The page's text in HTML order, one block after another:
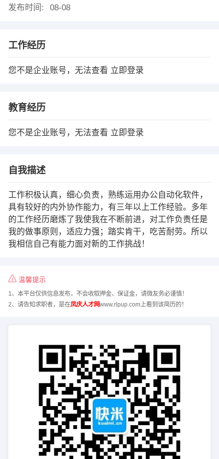
发布时间:
08-08
工作经历
您不是企业账号，无法查看 立即登录
教育经历
您不是企业账号，无法查看 立即登录
自我描述
工作积极认真，细心负责，熟练运用办公自动化软件，
具有较好的内外协作能力，有三年以上工作经验。多年
的工作经历磨炼了我使我在不断前进，对工作负责任是
我的做事原则，适应力强；踏实肯干，吃苦耐劳。所以
我相信自己有能力面对新的工作挑战！
温馨提示
1、本平台仅供信息发布，不会收取押金、保证金，请微友务必谨慎！
2、请告知求职者，是在凤庆人才网www.rlpup.com上看到该简历的！